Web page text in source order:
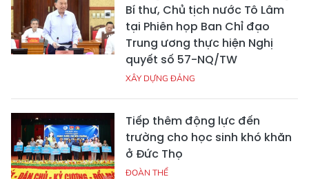
Bí thư, Chủ tịch nước Tô Lâm
tại Phiên họp Ban Chỉ đạo
Trung ương thực hiện Nghị
quyết số 57-NQ/TW
XÂY DỰNG ĐẢNG
Tiếp thêm động lực đến
trường cho học sinh khó khăn
ở Đức Thọ
ĐOÀN THỂ